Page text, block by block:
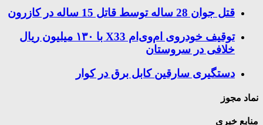
قتل جوان 28 ساله توسط قاتل 15 ساله در کازرون
توقیف خودروی ام‌وی‌ام X33 با ۱۳۰ میلیون ریال
خلافی در سروستان
دستگیری سارقین کابل برق در کوار
نماد مجوز
منابع خبری